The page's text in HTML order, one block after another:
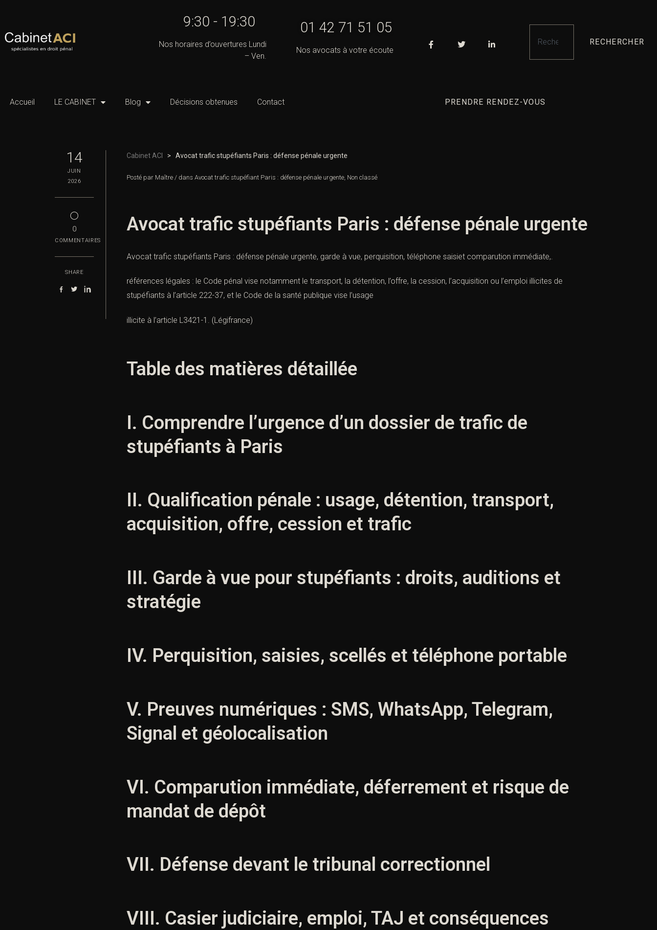
9:30 - 19:30
Nos horaires d’ouvertures Lundi
– Ven.
01 42 71 51 05
Nos avocats à votre écoute
RECHERCHER
Accueil LE CABINET Blog Décisions obtenues Contact PRENDRE RENDEZ-VOUS
14
JUIN
2026
◯
0
COMMENTAIRES
SHARE
Cabinet ACI > Avocat trafic stupéfiants Paris : défense pénale urgente
Posté par Maître / dans Avocat trafic stupéfiant Paris : défense pénale urgente, Non classé
Avocat trafic stupéfiants Paris : défense pénale urgente
Avocat trafic stupéfiants Paris : défense pénale urgente, garde à vue, perquisition, téléphone saisiet comparution immédiate,.
références légales : le Code pénal vise notamment le transport, la détention, l’offre, la cession, l’acquisition ou l’emploi illicites de
stupéfiants à l’article 222-37, et le Code de la santé publique vise l’usage
illicite à l’article L3421-1. (Légifrance)
Table des matières détaillée
I. Comprendre l’urgence d’un dossier de trafic de
stupéfiants à Paris
II. Qualification pénale : usage, détention, transport,
acquisition, offre, cession et trafic
III. Garde à vue pour stupéfiants : droits, auditions et
stratégie
IV. Perquisition, saisies, scellés et téléphone portable
V. Preuves numériques : SMS, WhatsApp, Telegram,
Signal et géolocalisation
VI. Comparution immédiate, déferrement et risque de
mandat de dépôt
VII. Défense devant le tribunal correctionnel
VIII. Casier judiciaire, emploi, TAJ et conséquences